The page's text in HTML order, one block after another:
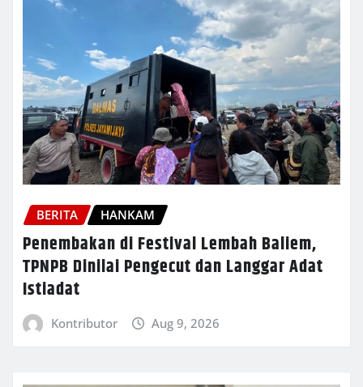
BERITA HANKAM
Penembakan di Festival Lembah Baliem,
TPNPB Dinilai Pengecut dan Langgar Adat
Istiadat
Kontributor Aug 9, 2026